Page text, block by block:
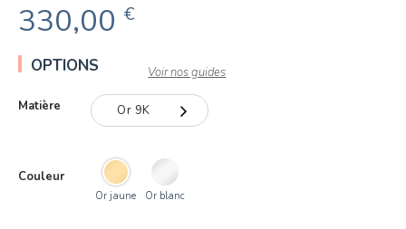
330,00 €
OPTIONS Voir nos guides
Matière Or 9K
Or 18K
Couleur
Or jaune Or blanc